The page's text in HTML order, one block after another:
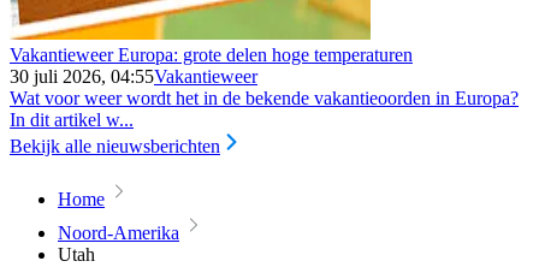
Vakantieweer Europa: grote delen hoge temperaturen
30 juli 2026, 04:55Vakantieweer
Wat voor weer wordt het in de bekende vakantieoorden in Europa?
In dit artikel w...
Bekijk alle nieuwsberichten
Home
Noord-Amerika
Utah